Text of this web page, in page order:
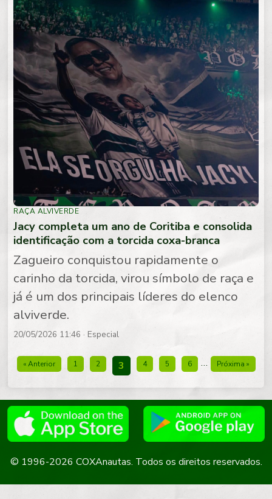
RAÇA ALVIVERDE
Jacy completa um ano de Coritiba e consolida
identificação com a torcida coxa-branca
Zagueiro conquistou rapidamente o
carinho da torcida, virou símbolo de raça e
já é um dos principais líderes do elenco
alviverde.
20/05/2026 11:46 · Especial
« Anterior 1 2 3 4 5 6 … Próxima »
© 1996-2026 COXAnautas. Todos os direitos reservados.